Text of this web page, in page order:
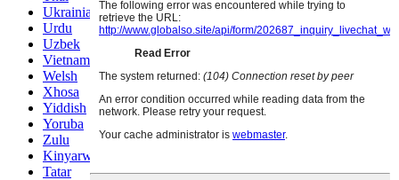
Ukrainian
Urdu
Uzbek
Vietnamese
Welsh
Xhosa
Yiddish
Yoruba
Zulu
Kinyarwanda
Tatar